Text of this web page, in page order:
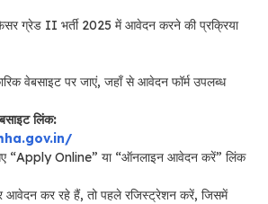
ग्रेड II भर्ती 2025 में आवेदन करने की प्रक्रिया
वेबसाइट पर जाएं, जहाँ से आवेदन फॉर्म उपलब्ध
लिंक:
“Apply Online” या “ऑनलाइन आवेदन करें” लिंक
आवेदन कर रहे हैं, तो पहले रजिस्ट्रेशन करें, जिसमें